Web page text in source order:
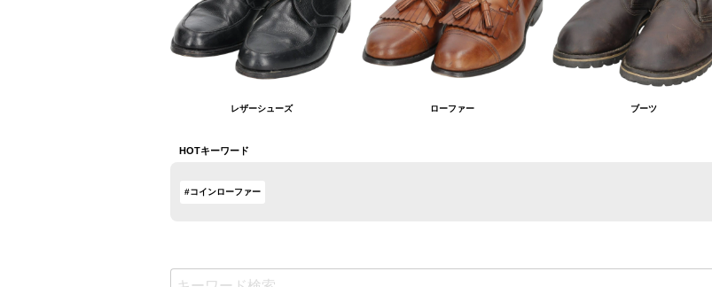
レザーシューズ ローファー ブーツ
HOTキーワード
#コインローファー